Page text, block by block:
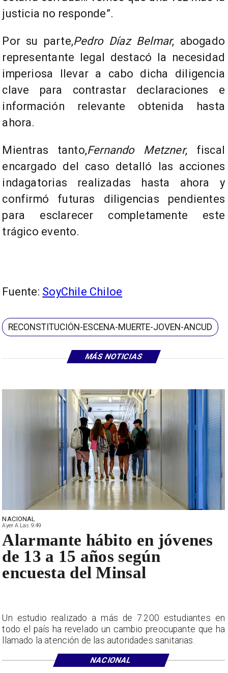
MÁS NOTICIAS
justicia no responde”.
Por su parte,Pedro Díaz Belmar, abogado
representante legal destacó la necesidad
imperiosa llevar a cabo dicha diligencia
clave para contrastar declaraciones e
información relevante obtenida hasta
ahora.
Mientras tanto,Fernando Metzner, fiscal
encargado del caso detalló las acciones
indagatorias realizadas hasta ahora y
confirmó futuras diligencias pendientes
para esclarecer completamente este
trágico evento.
Fuente: SoyChile Chiloe
RECONSTITUCIÓN-ESCENA-MUERTE-JOVEN-ANCUD
NACIONAL
Ayer A Las 9:49
Alarmante hábito en jóvenes
de 13 a 15 años según
encuesta del Minsal
Un estudio realizado a más de 7.200 estudiantes en
todo el país ha revelado un cambio preocupante que ha
llamado la atención de las autoridades sanitarias.
NACIONAL